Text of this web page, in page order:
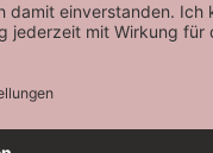
Abonnieren